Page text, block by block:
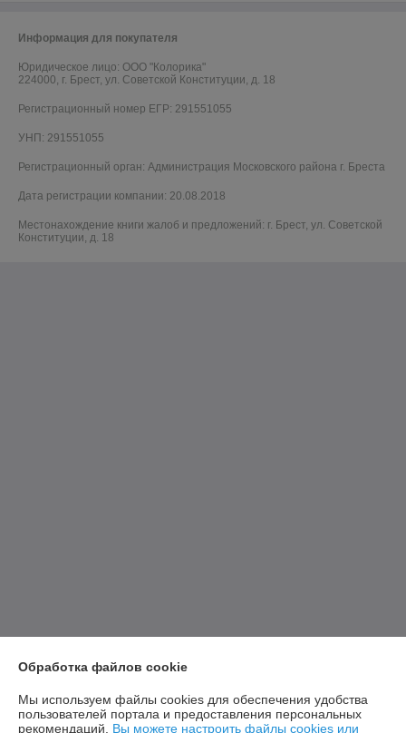
Информация для покупателя
Юридическое лицо: ООО "Колорика"
224000, г. Брест, ул. Советской Конституции, д. 18
Регистрационный номер ЕГР: 291551055
УНП: 291551055
Регистрационный орган: Администрация Московского района г. Бреста
Дата регистрации компании: 20.08.2018
Местонахождение книги жалоб и предложений: г. Брест, ул. Советской
Конституции, д. 18
Обработка файлов cookie
Мы используем файлы cookies для обеспечения удобства
пользователей портала и предоставления персональных
рекомендаций. Вы можете настроить файлы cookies или